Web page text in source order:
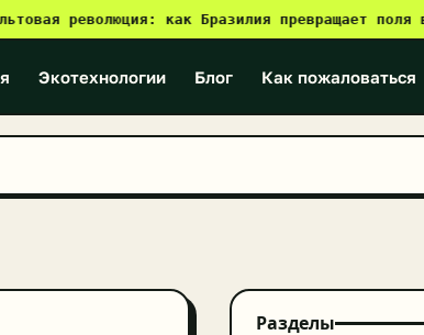
революция: как Бразилия превращает поля в
Экотехнологии Блог Как пожаловаться
Разделы